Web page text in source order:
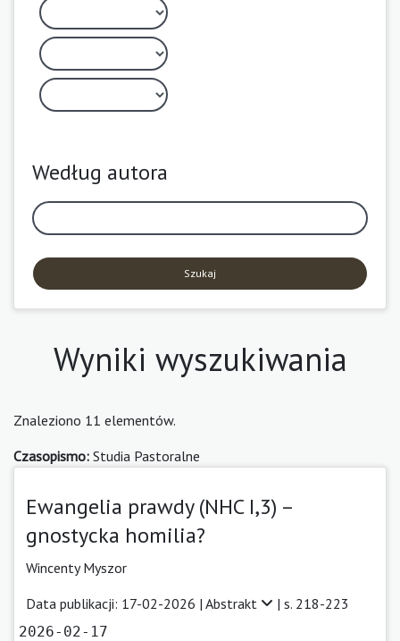
Według autora
Szukaj
Wyniki wyszukiwania
Znaleziono 11 elementów.
Czasopismo: Studia Pastoralne
Ewangelia prawdy (NHC I,3) –
gnostycka homilia?
Wincenty Myszor
Data publikacji: 17-02-2026 | Abstrakt | s. 218-223
2026-02-17